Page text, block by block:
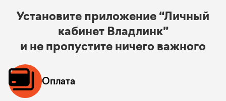
Установите приложение “Личный
кабинет Владлинк”
и не пропустите ничего важного
Оплата